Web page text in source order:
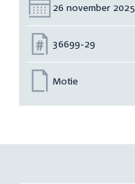
Datum:
26 november 2025
Nummer:
36699-29
Motie